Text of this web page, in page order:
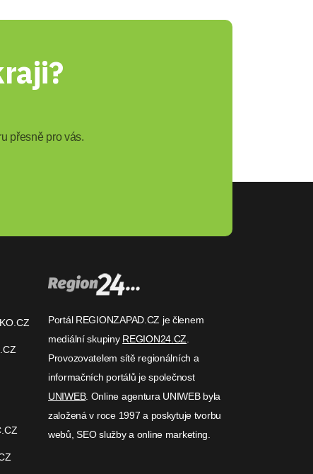
přesně pro vás.
Portál REGIONZAPAD.CZ je členem
mediální skupiny REGION24.CZ
Provozovatelem sítě regionálních a
informačních portálů je společnost
UNIWEB. Online agentura UNIWEB byla
založená v roce 1997 a poskytuje tvorbu
webů, SEO služby a online marketing.